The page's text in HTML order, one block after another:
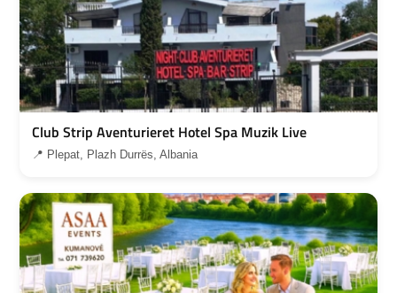
Club Strip Aventurieret Hotel Spa Muzik Live
📍 Plepat, Plazh Durrës, Albania